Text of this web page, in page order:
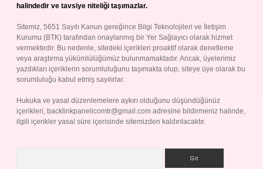
halindedir ve tavsiye niteliği taşımazlar.
Sitemiz, 5651 Sayılı Kanun gereğince Bilgi Teknolojileri ve İletişim
Kurumu (BTK) tarafından onaylanmış bir Yer Sağlayıcı olarak hizmet
vermektedir. Bu nedenle, sitedeki içerikleri proaktif olarak denetleme
veya araştırma yükümlülüğümüz bulunmamaktadır. Ancak, üyelerimiz
yazdıkları içeriklerin sorumluluğunu taşımakta olup, siteye üye olarak bu
sorumluluğu kabul etmiş sayılırlar.
Hukuka ve yasal düzenlemelere aykırı olduğunu düşündüğünüz
içerikleri, backlinkpanelicomtr@gmail.com adresine bildirmeniz halinde,
ilgili içerikler yasal süre içerisinde sitemizden kaldırılacaktır.